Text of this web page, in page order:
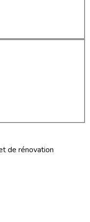
de rénovation